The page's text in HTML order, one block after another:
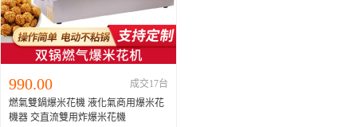
990.00
成交17台
燃氣雙鍋爆米花機 液化氣商用爆米花
機器 交直流雙用炸爆米花機